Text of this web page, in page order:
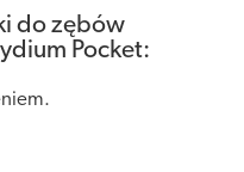
do zębów
Pocket: